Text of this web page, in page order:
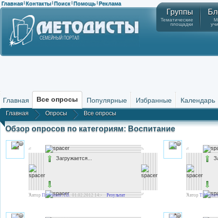
Главная | Контакты | Поиск | Помощь | Реклама
Группы
Тематические
площадки
Главная Все опросы Популярные Избранные Календарь
Главная Опросы Все опросы
Обзор опросов по категориям: Воспитание
Загружается...
Автор Полунина Л.В. 01.02.2012 14:47 Результат Автор Tikhonov